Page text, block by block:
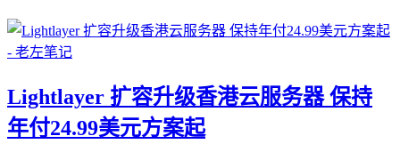
Lightlayer 扩容升级香港云服务器 保持
年付24.99美元方案起